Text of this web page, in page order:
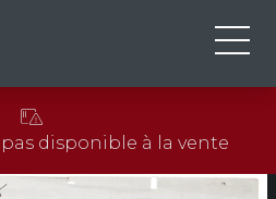
EN
FR
disponible à la vente